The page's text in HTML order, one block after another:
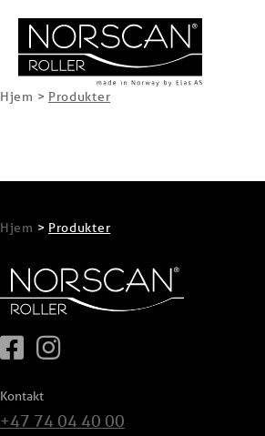
Hjem > Produkter
Hjem > Produkter
Kontakt
+47 74 04 40 00